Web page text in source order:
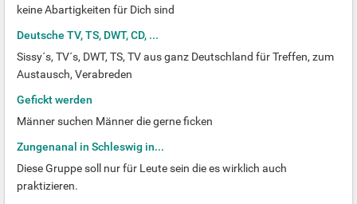
keine Abartigkeiten für Dich sind
Deutsche TV, TS, DWT, CD, ...
Sissy´s, TV´s, DWT, TS, TV aus ganz Deutschland für Treffen, zum
Austausch, Verabreden
Gefickt werden
Männer suchen Männer die gerne ficken
Zungenanal in Schleswig in...
Diese Gruppe soll nur für Leute sein die es wirklich auch
praktizieren.